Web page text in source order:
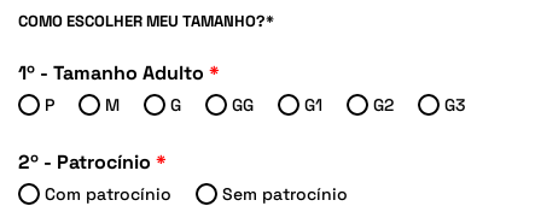
COMO ESCOLHER MEU TAMANHO?*
1º - Tamanho Adulto *
P M G GG G1 G2 G3
2º - Patrocínio *
Com patrocínio Sem patrocínio